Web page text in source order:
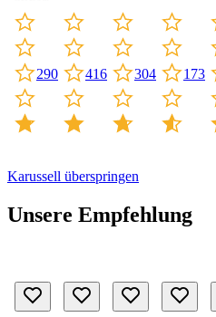
290 416 304 173
Karussell überspringen
Unsere Empfehlung